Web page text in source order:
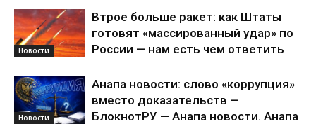
Новости
Втрое больше ракет: как Штаты
готовят «массированный удар» по
России — нам есть чем ответить
Новости
Анапа новости: слово «коррупция»
вместо доказательств —
БлокнотРУ — Анапа новости. Анапа